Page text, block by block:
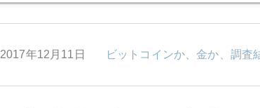
2017年12月11日 ビットコインか、金か、調査